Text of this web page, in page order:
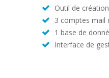
Outil de
3 comptes mail
1 base de
Interface de